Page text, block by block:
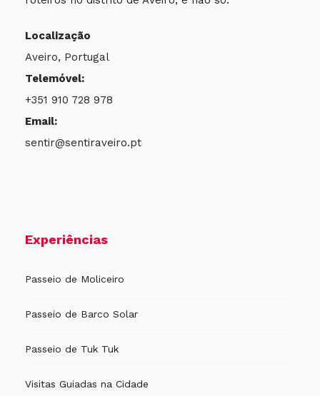
Localização
Aveiro, Portugal
Telemóvel:
+351 910 728 978
Email:
sentir@sentiraveiro.pt
Experiências
Passeio de Moliceiro
Passeio de Barco Solar
Passeio de Tuk Tuk
Visitas Guiadas na Cidade